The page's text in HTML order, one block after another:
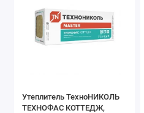
Утеплитель ТехноНИКОЛЬ
ТЕХНОФАС КОТТЕДЖ,